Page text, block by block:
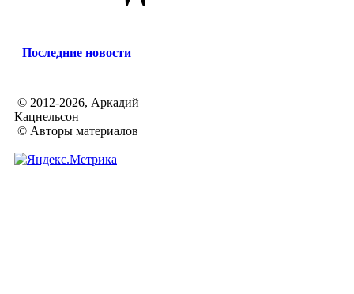
Последние новости
© 2012-2026, Аркадий
Кацнельсон
© Авторы материалов